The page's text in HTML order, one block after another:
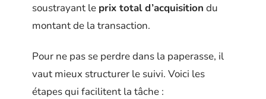
soustrayant le prix total d’acquisition du
montant de la transaction.
Pour ne pas se perdre dans la paperasse, il
vaut mieux structurer le suivi. Voici les
étapes qui facilitent la tâche :